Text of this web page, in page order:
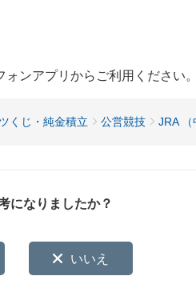
ンアプリからご利用ください。
くじ・純金積立 公営競技 JRA （
になりましたか？
いいえ